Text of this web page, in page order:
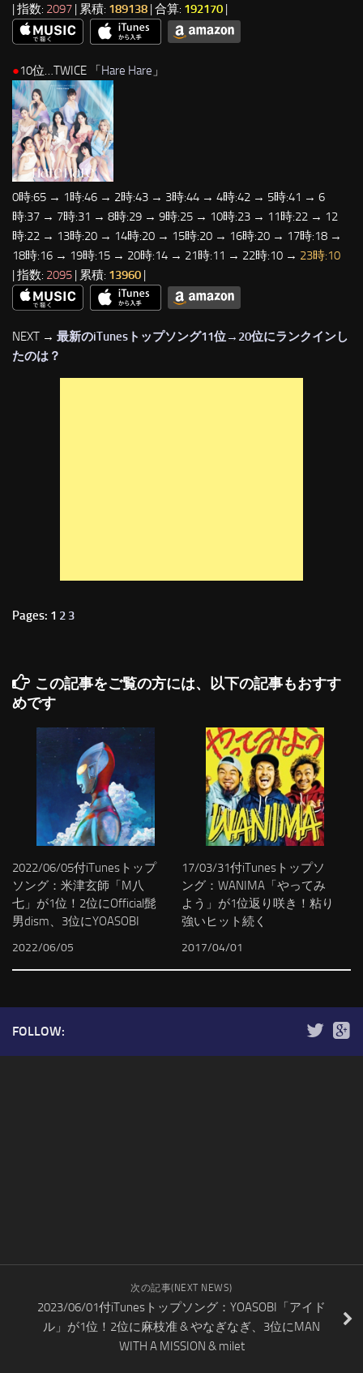
| 指数: 2097 | 累積: 189138 | 合算: 192170 |
●10位…TWICE 「Hare Hare 」
0時:65 → 1時:46 → 2時:43 → 3時:44 → 4時:42 → 5時:41 → 6
時:37 → 7時:31 → 8時:29 → 9時:25 → 10時:23 → 11時:22 → 12
時:22 → 13時:20 → 14時:20 → 15時:20 → 16時:20 → 17時:18 →
18時:16 → 19時:15 → 20時:14 → 21時:11 → 22時:10 → 23時:10
| 指数: 2095 | 累積: 13960 |
NEXT → 最新のiTunesトップソング11位→20位にランクインし
たのは？
Pages: 1 2 3
この記事をご覧の方には、以下の記事もおすす
めです
2022/06/05付iTunesトップ
ソング：米津玄師「M八
七」が1位！2位にOfficial髭
男dism、3位にYOASOBI
2022/06/05
17/03/31付iTunesトップソ
ング：WANIMA「やってみ
よう」が1位返り咲き！粘り
強いヒット続く
2017/04/01
FOLLOW:
次の記事(NEXT NEWS)
2023/06/01付iTunesトップソング：YOASOBI「アイド
ル」が1位！2位に麻枝准 & やなぎなぎ、3位にMAN
WITH A MISSION & milet